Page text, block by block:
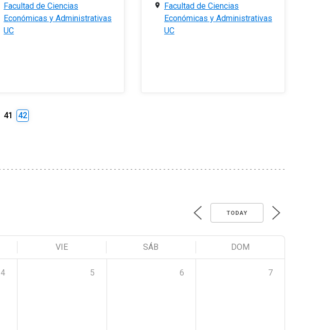
Facultad de Ciencias
Económicas y Administrativas
UC
Facultad de Ciencias
Económicas y Administrativas
UC
41 42
TODAY
VIE SÁB DOM
4 5 6 7